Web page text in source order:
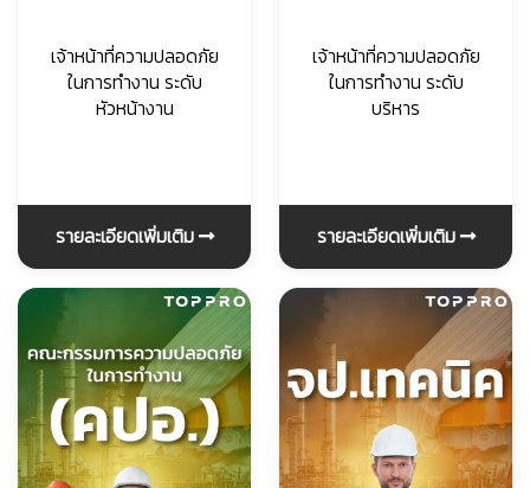
เจ้าหน้าที่ความปลอดภัย
ในการทำงาน ระดับ
หัวหน้างาน
รายละเอียดเพิ่มเติม
เจ้าหน้าที่ความปลอดภัย
ในการทำงาน ระดับ
บริหาร
รายละเอียดเพิ่มเติม